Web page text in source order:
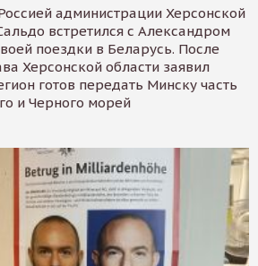
администрации Херсонской
встретился с Александром
поездки в Беларусь. После
Херсонской области заявил
готов передать Минску часть
и Черного морей